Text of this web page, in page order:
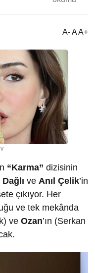
A- A A+
“Karma” dizisinin
ve Anıl Çelik’in
çıkıyor. Her
ve tek mekânda
ve Ozan’ın (Serkan